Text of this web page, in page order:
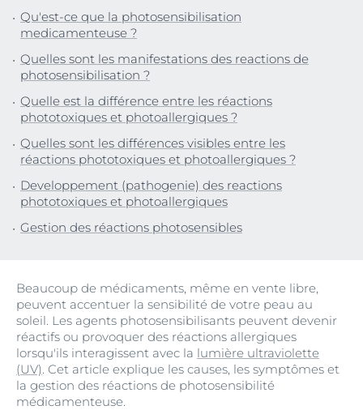
Qu'est-ce que la photosensibilisation
medicamenteuse ?
Quelles sont les manifestations des reactions de
photosensibilisation ?
Quelle est la différence entre les réactions
phototoxiques et photoallergiques ?
Quelles sont les différences visibles entre les
réactions phototoxiques et photoallergiques ?
Developpement (pathogenie) des reactions
phototoxiques et photoallergiques
Gestion des réactions photosensibles
Beaucoup de médicaments, même en vente libre,
peuvent accentuer la sensibilité de votre peau au
soleil. Les agents photosensibilisants peuvent devenir
réactifs ou provoquer des réactions allergiques
lorsqu'ils interagissent avec la lumière ultraviolette
(UV). Cet article explique les causes, les symptômes et
la gestion des réactions de photosensibilité
médicamenteuse.